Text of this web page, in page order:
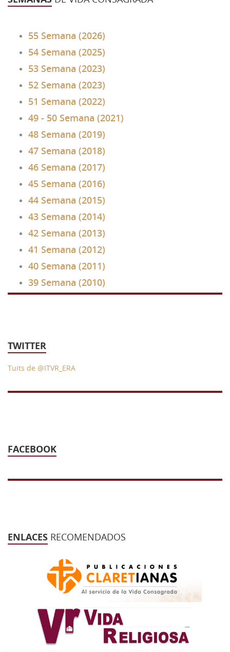
42 Semana (2013)
41 Semana (2012)
40 Semana (2011)
55 Semana (2026)
54 Semana (2025)
53 Semana (2023)
52 Semana (2023)
51 Semana (2022)
49 - 50 Semana (2021)
48 Semana (2019)
47 Semana (2018)
46 Semana (2017)
45 Semana (2016)
44 Semana (2015)
43 Semana (2014)
42 Semana (2013)
41 Semana (2012)
40 Semana (2011)
39 Semana (2010)
TWITTER
Tuits de @ITVR_ERA
FACEBOOK
ENLACES RECOMENDADOS